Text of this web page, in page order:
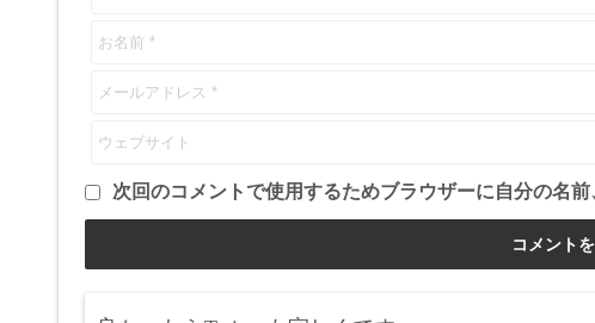
次回のコメントで使用するためブラウザーに自分の名